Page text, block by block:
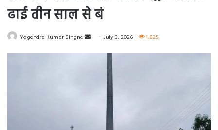
ढाई तीन साल से बं
Yogendra Kumar Singne
Send July 3, 2026 1,825